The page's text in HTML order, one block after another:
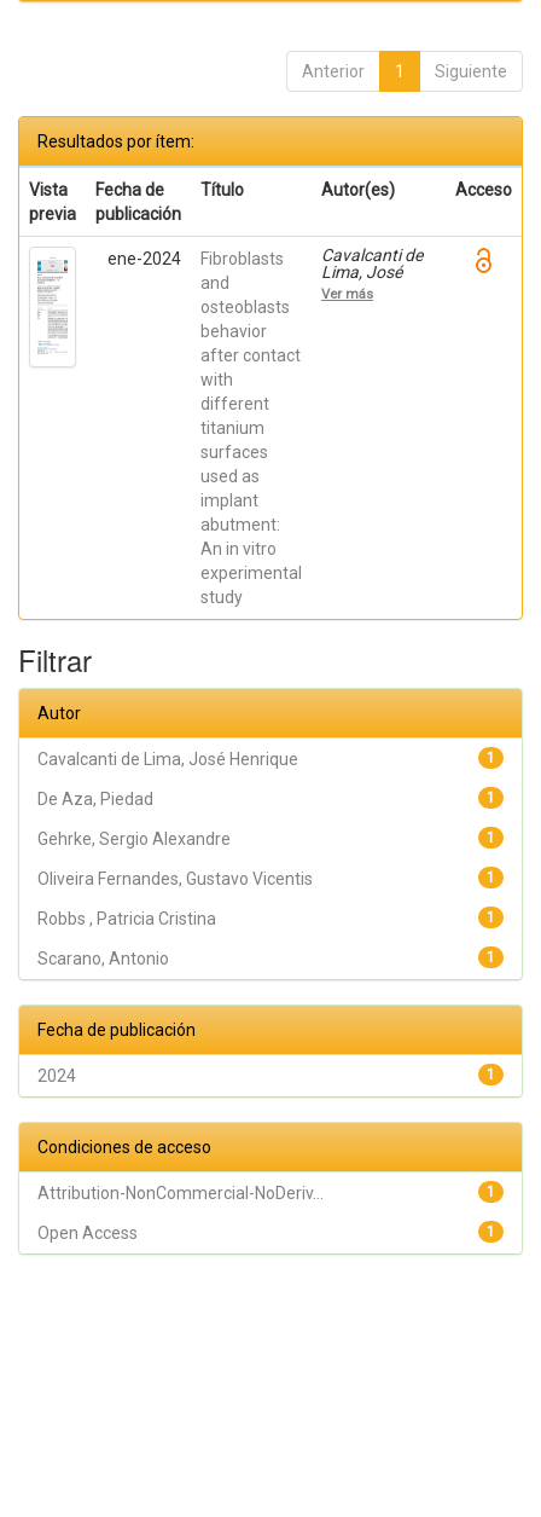
Anterior 1 Siguiente
Resultados por ítem:
Vista
previa
Fecha de
publicación
Título Autor(es) Acceso
ene-2024
Fibroblasts
and
osteoblasts
behavior
after contact
with
different
titanium
surfaces
used as
implant
abutment:
An in vitro
experimental
study
Cavalcanti de
Lima, José
Henrique;
Robbs ,
Ver más
Filtrar
Autor
1
Cavalcanti de Lima, José Henrique
1
De Aza, Piedad
1
Gehrke, Sergio Alexandre
1
Oliveira Fernandes, Gustavo Vicentis
1
Robbs , Patricia Cristina
1
Scarano, Antonio
Fecha de publicación
1
2024
Condiciones de acceso
1
Attribution-NonCommercial-NoDeriv...
1
Open Access